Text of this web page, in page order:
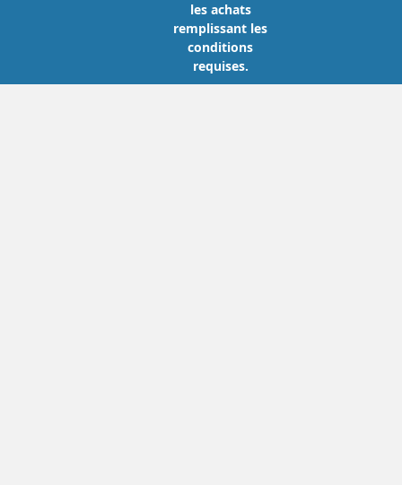
les achats
remplissant les
conditions
requises.